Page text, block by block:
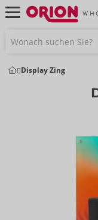
Display Zing